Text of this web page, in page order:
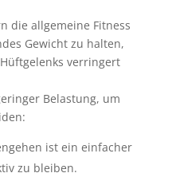
die allgemeine Fitness
Gewicht zu halten,
verringert
Belastung, um
ist ein einfacher
zu bleiben.